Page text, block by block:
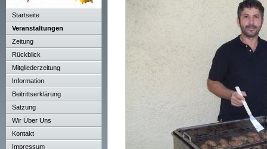
Startseite
Veranstaltungen
Zeitung
Rückblick
Mitgliederzeitung
Information
Beitrittserklärung
Satzung
Wir Über Uns
Kontakt
Impressum